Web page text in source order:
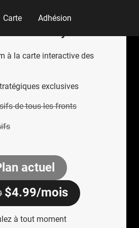
Carte Adhésion
à la carte interactive des
exclusives
de tous les fronts
actuel
$4.99/mois
à tout moment